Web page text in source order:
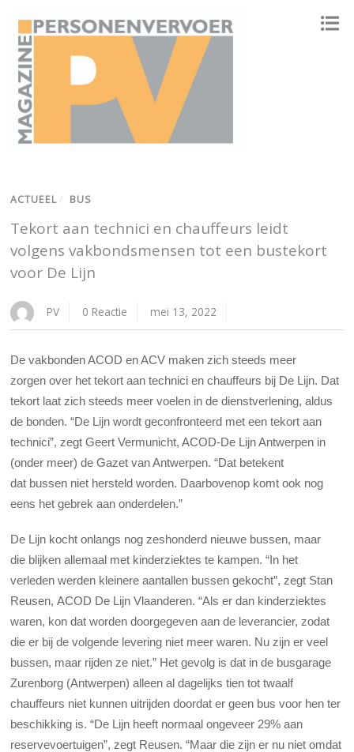
ACTUEEL / BUS
Tekort aan technici en chauffeurs leidt
volgens vakbondsmensen tot een bustekort
voor De Lijn
PV 0 Reactie mei 13, 2022
De vakbonden ACOD en ACV maken zich steeds meer
zorgen over het tekort aan technici en chauffeurs bij De Lijn. Dat
tekort laat zich steeds meer voelen in de dienstverlening, aldus
de bonden. “De Lijn wordt geconfronteerd met een tekort aan
technici”, zegt Geert Vermunicht, ACOD-De Lijn Antwerpen in
(onder meer) de Gazet van Antwerpen. “Dat betekent
dat bussen niet hersteld worden. Daarbovenop komt ook nog
eens het gebrek aan onderdelen.”
De Lijn kocht onlangs nog zeshonderd nieuwe bussen, maar
die blijken allemaal met kinderziektes te kampen. “In het
verleden werden kleinere aantallen bussen gekocht”, zegt Stan
Reusen, ACOD De Lijn Vlaanderen. “Als er dan kinderziektes
waren, kon dat worden doorgegeven aan de leverancier, zodat
die er bij de volgende levering niet meer waren. Nu zijn er veel
bussen, maar rijden ze niet.” Het gevolg is dat in de busgarage
Zurenborg (Antwerpen) alleen al dagelijks tien tot twaalf
chauffeurs niet kunnen uitrijden doordat er geen bus voor hen ter
beschikking is. “De Lijn heeft normaal ongeveer 29% aan
reservevoertuigen”, zegt Reusen. “Maar die zijn er nu niet omdat